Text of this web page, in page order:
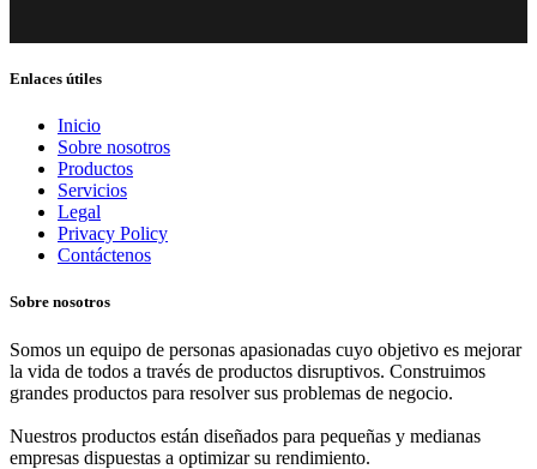
Enlaces útiles
Inicio
Sobre nosotros
Productos
Servicios
Legal
Privacy Policy
Contáctenos
Sobre nosotros
Somos un equipo de personas apasionadas cuyo objetivo es mejorar
la vida de todos a través de productos disruptivos. Construimos
grandes productos para resolver sus problemas de negocio.
Nuestros productos están diseñados para pequeñas y medianas
empresas dispuestas a optimizar su rendimiento.